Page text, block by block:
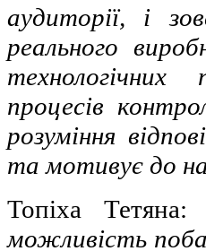
аудиторії, і
реального
процесів
розуміння
та мотивує до
Топіха Тетяна:
можливість